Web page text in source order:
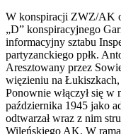
W konspiracji ZWZ/AK
„D” konspiracyjnego
informacyjny sztabu
partyzanckiego ppłk.
Aresztowany przez
więzieniu na
Ponownie włączył się w
października 1945 jako
odtwarzał wraz z nim
Wileńskiego AK. W